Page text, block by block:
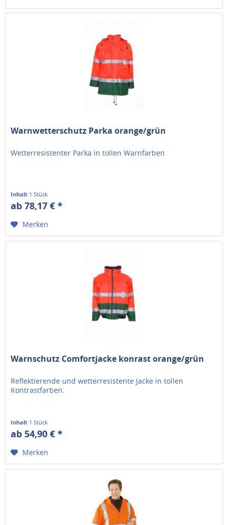
Warnwetterschutz Parka orange/grün
Wetterresistenter Parka in tollen Warnfarben
Inhalt 1 Stück
ab 78,17 € *
Merken
Warnschutz Comfortjacke konrast orange/grün
Reflektierende und wetterresistente Jacke in tollen
Kontrastfarben.
Inhalt 1 Stück
ab 54,90 € *
Merken